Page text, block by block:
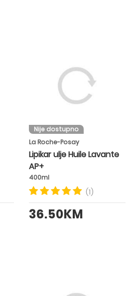
Nije dostupno
La Roche-Posay
Lipikar ulje Huile Lavante
AP+
400ml
(1)
36.50KM